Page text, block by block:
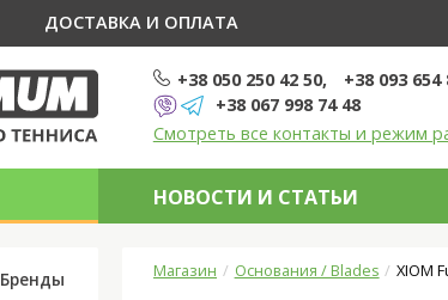
ДОСТАВКА И ОПЛАТА
+38 050 250 42 50
+38 093 654
+38 067 998 74 48
Смотреть все контакты и режим
НОВОСТИ И СТАТЬИ
Бренды Магазин Основания / Blades XIOM